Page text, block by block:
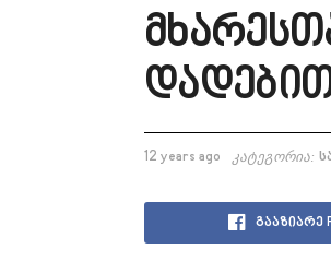
12 years ago კატეგორია:
გააზიარე